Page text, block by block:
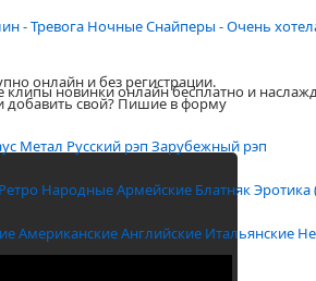
- Тревога Ночные Снайперы - Очень
новинки онлайн бесплатно и
Метал Русский рэп Зарубежный рэп
Ретро НародныеАрмейские БлатнякЭротика
АмериканскиеАнглийские Итальянские
онлайн и без регистрации.
добавить свой? Пишие в форму